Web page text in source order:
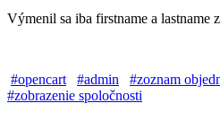
Výmenil sa iba firstname a lastname
#opencart #admin
#zoznam
#zobrazenie spoločnosti